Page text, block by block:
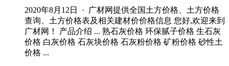
2020年8月12日 · 广材网提供全国土方价格、土方价格
查询、土方价格表及相关建材价价格信息 您好,欢迎来到
广材网！ 产品介绍 ... 熟石灰价格 环保腻子价格 生石灰
价格 白灰价格 石灰块价格 石灰粉价格 矿粉价格 砂性土
价格 ...